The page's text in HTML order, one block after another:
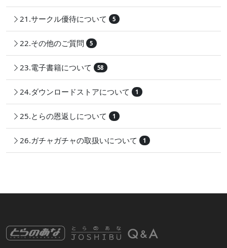
21.サークル優待について 5
22.その他のご質問 5
23.電子書籍について 58
24.ダウンロードストアについて 1
25.とらの恩返しについて 1
26.ガチャガチャの取扱いについて 1